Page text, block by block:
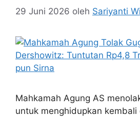
29 Juni 2026 oleh Sariyanti
Mahkamah Agung AS
untuk menghidupkan kembali